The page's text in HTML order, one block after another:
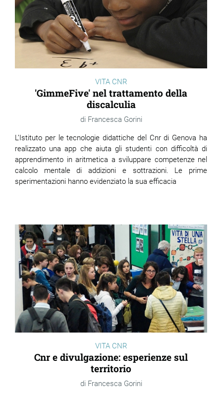
VITA CNR
'GimmeFive' nel trattamento della
discalculia
Francesca Gorini
L’Istituto per le tecnologie didattiche del Cnr di Genova ha
realizzato una app che aiuta gli studenti con difficoltà di
apprendimento in aritmetica a sviluppare competenze nel
calcolo mentale di addizioni e sottrazioni. Le prime
sperimentazioni hanno evidenziato la sua efficacia
VITA CNR
Cnr e divulgazione: esperienze sul
territorio
Francesca Gorini